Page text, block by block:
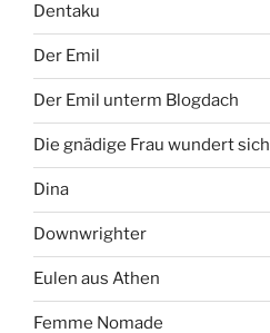
Dentaku
Der Emil
Der Emil unterm Blogdach
Die gnädige Frau wundert sich
Dina
Downwrighter
Eulen aus Athen
Femme Nomade